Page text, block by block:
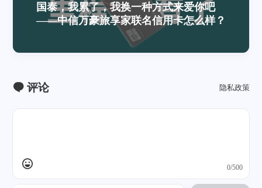
国泰，我累了，我换一种方式来爱你吧
——中信万豪旅享家联名信用卡怎么样？
评论 隐私政策
0/500